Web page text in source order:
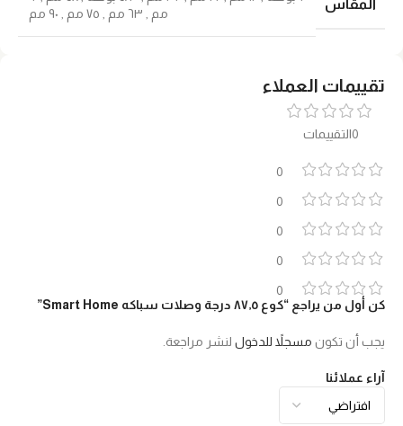
تقييمات العملاء
0التقييمات
0
0
0
0
0
آراء عملائنا
كن أول من يراجع “كوع ٨٧٫٥ درجة وصلات سباكه Smart Home”
يجب أن تكون مسجلاً للدخول لنشر مراجعة.
المقاس
مم
٦٣ مم ٧٥ مم ٩٠ مم